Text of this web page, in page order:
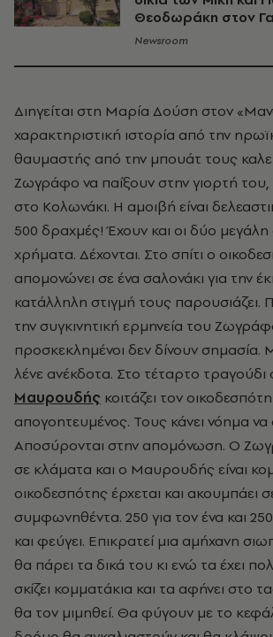
Θεοδωράκη στον
Newsroom
Διηγείται στη Μαρία Δούση στον
χαρακτηριστική ιστορία από την
θαυμαστής από την μπουάτ τους
Ζωγράφο να παίξουν στην γιορτή του,
στο Κολωνάκι. Η αμοιβή είναι
500 δραχμές! Έχουν και οι δύο
χρήματα. Δέχονται. Στο σπίτι ο
απομονώνει σε ένα σαλονάκι για την
κατάλληλη στιγμή τους παρουσιάζει.
την συγκινητική ερμηνεία του
προσκεκλημένοι δεν δίνουν σημασία.
λένε ανέκδοτα. Στο τέταρτο τραγούδι
Μαυρουδής κοιτάζει τον
απογοητευμένος. Τους κάνει νόημα
Αποσύρονται στην απομόνωση. Ο
σε κλάματα και ο Μαυρουδής είναι
οικοδεσπότης έρχεται και ακουμπάει
συμφωνηθέντα. 250 για τον ένα και
και φεύγει. Επικρατεί μια αμήχανη
θα πάρει τα δικά του κι ενώ τα έχει
σκίζει κομματάκια και τα αφήνει στο
θα τον μιμηθεί. Θα φύγουν με το